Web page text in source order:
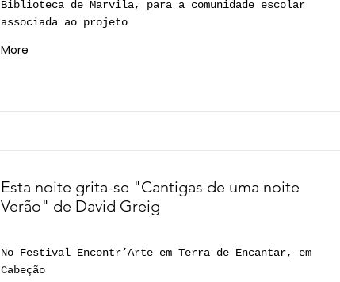
Biblioteca de Marvila, para a comunidade escolar
associada ao projeto
More
Esta noite grita-se "Cantigas de uma noite
Verão" de David Greig
No Festival Encontr’Arte em Terra de Encantar, em
Cabeção